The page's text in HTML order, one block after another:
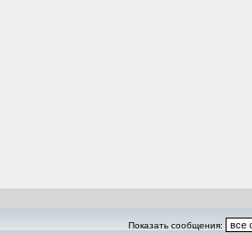
Показать сообщения: